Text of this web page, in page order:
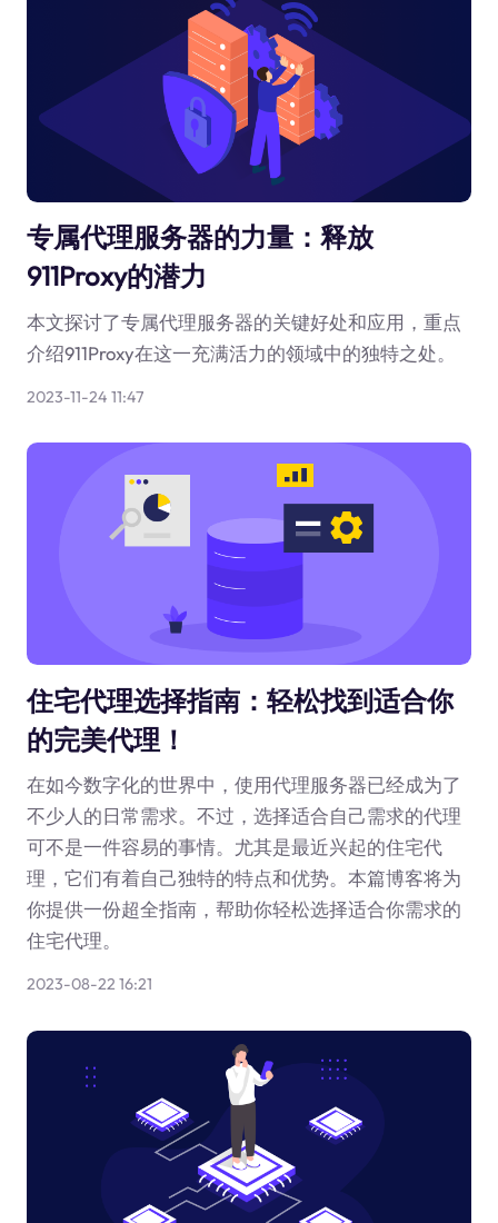
专属代理服务器的力量：释放
911Proxy的潜力
本文探讨了专属代理服务器的关键好处和应用，重点
介绍911Proxy在这一充满活力的领域中的独特之处。
2023-11-24 11:47
住宅代理选择指南：轻松找到适合你
的完美代理！
在如今数字化的世界中，使用代理服务器已经成为了
不少人的日常需求。不过，选择适合自己需求的代理
可不是一件容易的事情。尤其是最近兴起的住宅代
理，它们有着自己独特的特点和优势。本篇博客将为
你提供一份超全指南，帮助你轻松选择适合你需求的
住宅代理。
2023-08-22 16:21